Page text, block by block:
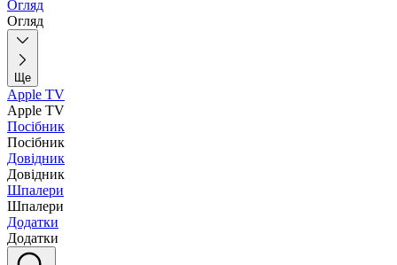
Огляд
Огляд
Ще
Apple TV
Apple TV
Посібник
Посібник
Довідник
Довідник
Шпалери
Шпалери
Додатки
Додатки